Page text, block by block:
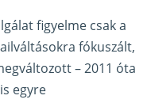
figyelme csak a
fókuszált,
– 2011 óta
egyre